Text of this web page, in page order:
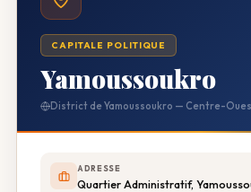
CAPITALE POLITIQUE
Yamoussoukro
District de Yamoussoukro — Centre-
ADRESSE
Quartier Administratif,